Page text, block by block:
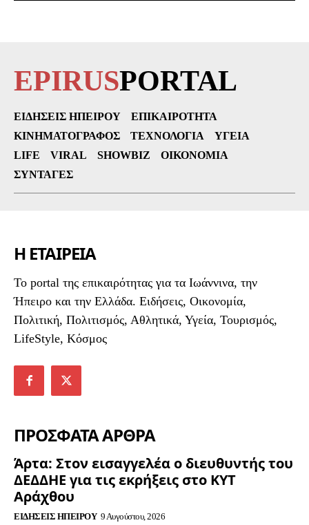
EPIRUSPORTAL
ΕΙΔΉΣΕΙΣ ΗΠΕΊΡΟΥ
ΕΠΙΚΑΙΡΌΤΗΤΑ
ΚΙΝΗΜΑΤΟΓΡΆΦΟΣ
ΤΕΧΝΟΛΟΓΊΑ
ΥΓΕΊΑ
LIFE
VIRAL SHOWBIZ
ΟΙΚΟΝΟΜΊΑ
ΣΥΝΤΑΓΈΣ
Η ΕΤΑΙΡΕΙΑ
To portal της επικαιρότητας για τα Ιωάννινα, την
Ήπειρο και την Ελλάδα. Ειδήσεις, Οικονομία,
Πολιτική, Πολιτισμός, Αθλητικά, Υγεία, Τουρισμός,
LifeStyle, Κόσμος
ΠΡΟΣΦΑΤΑ ΑΡΘΡΑ
Άρτα: Στον εισαγγελέα ο διευθυντής του
ΔΕΔΔΗΕ για τις εκρήξεις στο ΚΥΤ
Αράχθου
ΕΙΔΉΣΕΙΣ ΗΠΕΊΡΟΥ 9 Αυγούστου, 2026